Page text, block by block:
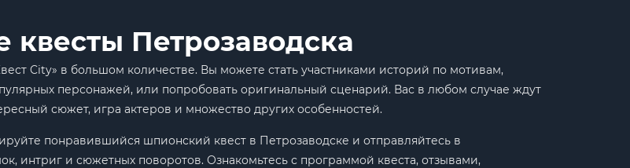
Петрозаводска
City» в большом количестве. Вы можете стать участниками историй по мотивам,
персонажей, или попробовать оригинальный сценарий. Вас в любом случае ждут
сюжет, игра актеров и множество других особенностей.
понравившийся шпионский квест в Петрозаводске и отправляйтесь в
интриг и сюжетных поворотов. Ознакомьтесь с программой квеста, отзывами,